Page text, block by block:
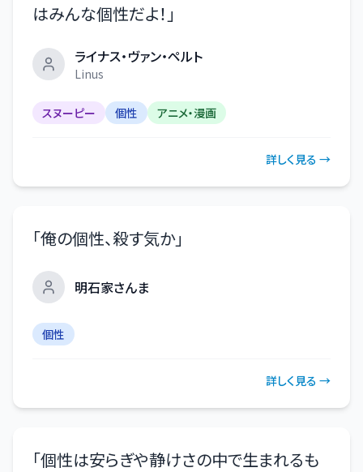
はみんな個性だよ！ 」
ライナス・ヴァン・ペルト
Linus
スヌーピー 個性 アニメ・漫画
詳しく見る →
「俺の個性、殺す気か」
明石家さんま
個性
詳しく見る →
「個性は安らぎや静けさの中で生まれるも